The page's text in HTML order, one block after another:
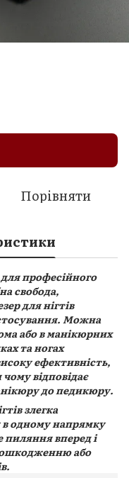
Порівняти
професійного
свобода,
для нігтів
Можна
або в манікюрних
та ногах
ефективність,
відповідає
до педикюру.
злегка
в одному напрямку
вперед і
або